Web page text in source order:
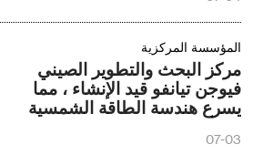
المؤسسة المركزية
مركز البحث والتطوير الصيني
فيوجن تيانفو قيد الإنشاء ، مما
يسرع هندسة الطاقة الشمسية
07-03